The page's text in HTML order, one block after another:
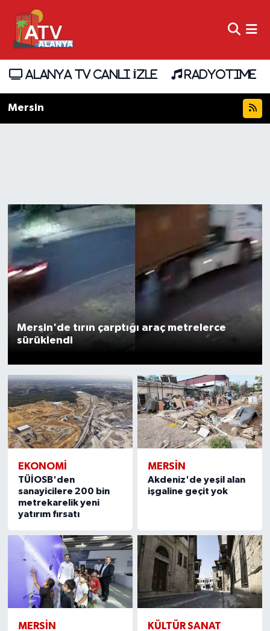
ALANYA TV CANLI İZLE RADYOTIME
Mersin
Mersin'de tırın çarptığı araç metrelerce
sürüklendi
EKONOMİ
TÜİOSB'den
sanayicilere 200 bin
metrekarelik yeni
yatırım fırsatı
MERSIN
Akdeniz'de yeşil alan
işgaline geçit yok
MERSIN KÜLTÜR SANAT